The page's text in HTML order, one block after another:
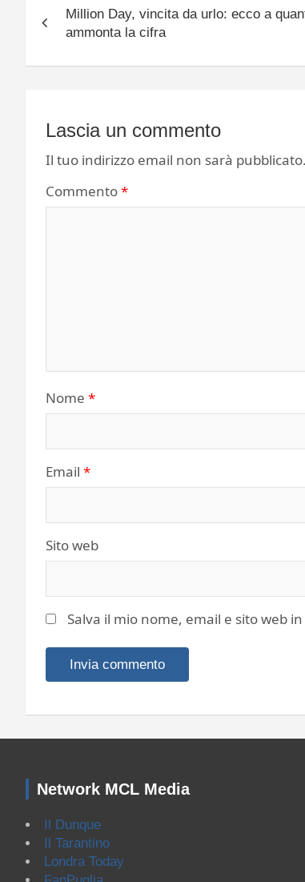
articoli
Million Day, vincita da urlo: ecco a
ammonta la cifra
Lascia un commento
Il tuo indirizzo email non sarà pubblicato.
Commento*
Nome *
Email *
Sito web
Salva il mio nome, email e sito web
Network MCL Media
Il Dunque
Il Tarantino
Londra Today